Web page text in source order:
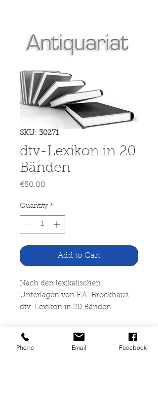
SKU: 30271
dtv-Lexikon in 20
Bänden
€50.00
Quantity *
Add to Cart
Nach den lexikalischen
Unterlagen von F.A. Brockhaus
dtv-Lexikon in 20 Bänden
Deutscher Taschenbuch Verlag,
München 1971
Phone Email Facebook